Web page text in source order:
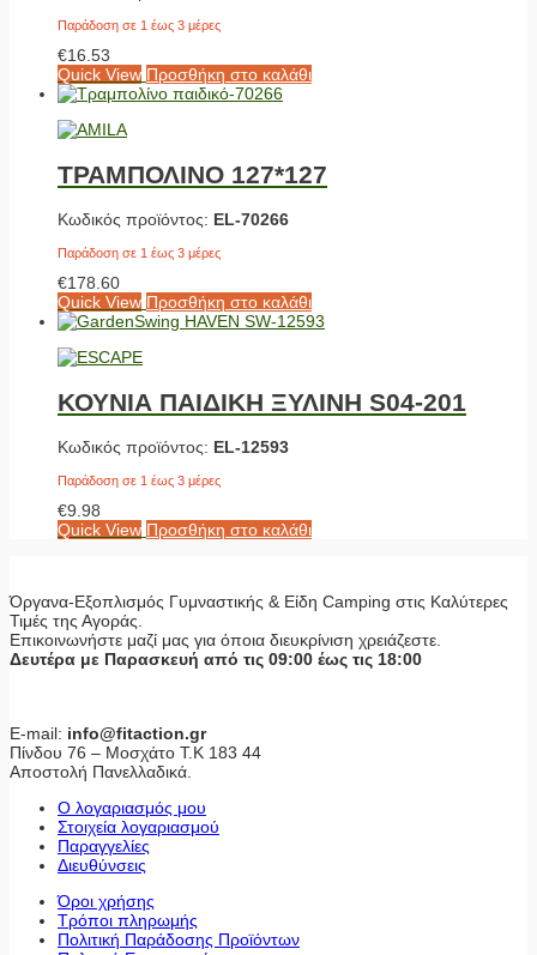
Παράδοση σε 1 έως 3 μέρες
€16.53
Quick View Προσθήκη στο καλάθι
ΤΡΑΜΠΟΛΙΝΟ 127*127
Κωδικός προϊόντος: EL-70266
Παράδοση σε 1 έως 3 μέρες
€178.60
Quick View Προσθήκη στο καλάθι
ΚΟΥΝΙΑ ΠΑΙΔΙΚΗ ΞΥΛΙΝΗ S04-201
Κωδικός προϊόντος: EL-12593
Παράδοση σε 1 έως 3 μέρες
€9.98
Quick View Προσθήκη στο καλάθι
Όργανα-Εξοπλισμός Γυμναστικής & Είδη Camping στις Καλύτερες
Τιμές της Αγοράς.
Επικοινωνήστε μαζί μας για όποια διευκρίνιση χρειάζεστε.
Δευτέρα με Παρασκευή από τις 09:00 έως τις 18:00
E-mail: info@fitaction.gr
Πίνδου 76 – Μοσχάτο Τ.Κ 183 44
Αποστολή Πανελλαδικά.
Ο λογαριασμός μου
Στοιχεία λογαριασμού
Παραγγελίες
Διευθύνσεις
Όροι χρήσης
Τρόποι πληρωμής
Πολιτική Παράδοσης Προϊόντων